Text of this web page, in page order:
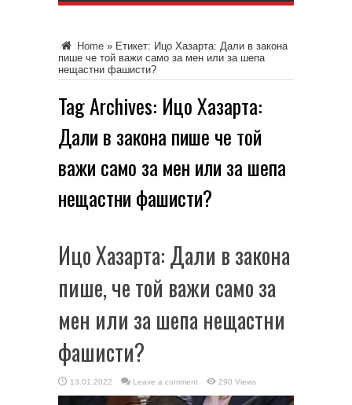
Home » Етикет: Ицо Хазарта: Дали в закона
пише че той важи само за мен или за шепа
нещастни фашисти?
Tag Archives: Ицо Хазарта:
Дали в закона пише че той
важи само за мен или за шепа
нещастни фашисти?
Ицо Хазарта: Дали в закона
пише, че той важи само за
мен или за шепа нещастни
фашисти?
13.01.2022 Leave a comment 290 Views